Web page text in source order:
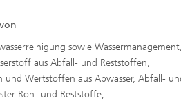
sowie Wassermanagement,
aus Abfall- und Reststoffen,
Wertstoffen aus Abwasser, Abfall-
Roh- und Reststoffe,